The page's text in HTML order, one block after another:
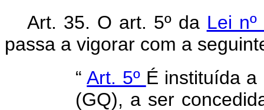
Art. 35. O art. 5º da Lei
passa a vigorar com a
“Art. 5º É instituída a
(GQ), a ser